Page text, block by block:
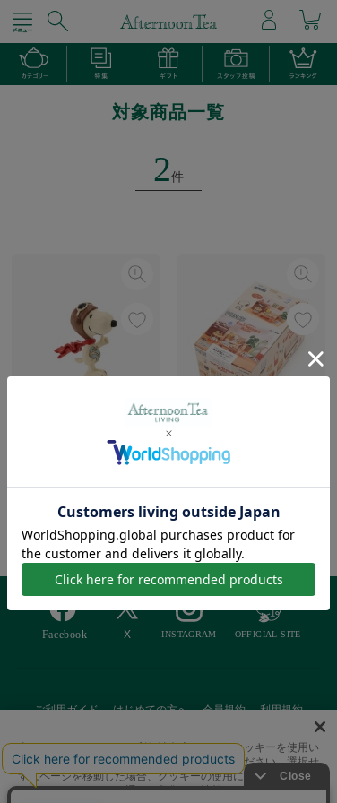
対象商品一覧
2件
ミニフィギュア/JIM SH
¥2,970
スヌーピー コージーウ
ANUTS
¥7,920
Afternoon Tea > 商品検索
ご利用ガイド はじめての方へ 会員規約 利用規約
採用情報 FAQ お問い合わせ
当サイトでは、サイトの利便性向上のためにクッキーを使用い
たします。ボタンから同意の可否を選択してください。選択せ
ずにページを移動した場合、クッキーの使用に同意したことに
なります。クッキーを通じて収集する情報には「お客様個人を